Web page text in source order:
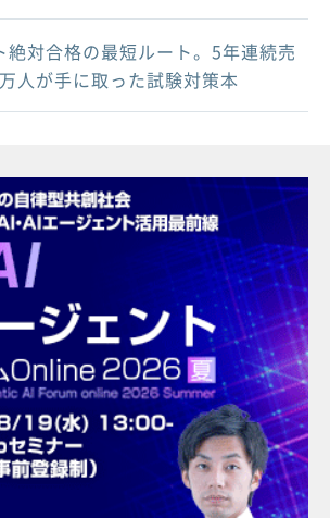
絶対合格の最短ルート。5年連続売
人が手に取った試験対策本